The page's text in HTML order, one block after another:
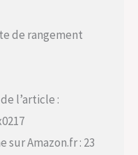
de rangement
l’article :
sur Amazon.fr : 23